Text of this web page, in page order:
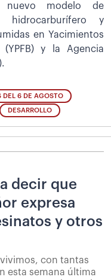
nuevo modelo de
y
en Yacimientos
(YPFB) y la Agencia
DEL 6 DE AGOSTO
DESARROLLO
decir que
expresa
y otros
con tantas
esta semana última